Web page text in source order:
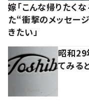
嫁「こんな帰りたく
た“衝撃のメッセー
きたい」
昭和29
てみる